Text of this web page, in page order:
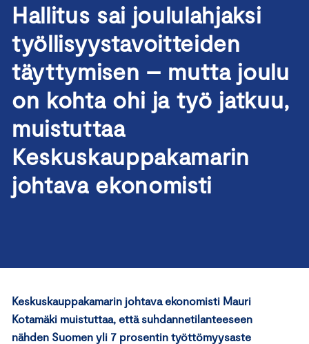
Hallitus sai joululahjaksi
työllisyystavoitteiden
täyttymisen – mutta joulu
on kohta ohi ja työ jatkuu,
muistuttaa
Keskuskauppakamarin
johtava ekonomisti
Keskuskauppakamarin johtava ekonomisti Mauri
Kotamäki muistuttaa, että suhdannetilanteeseen
nähden Suomen yli 7 prosentin työttömyysaste